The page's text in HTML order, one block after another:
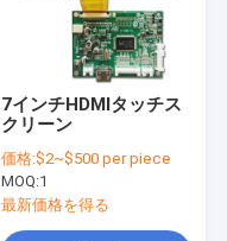
7インチHDMIタッチス
クリーン
価格:$2~$500 per piece
MOQ:1
最新価格を得る